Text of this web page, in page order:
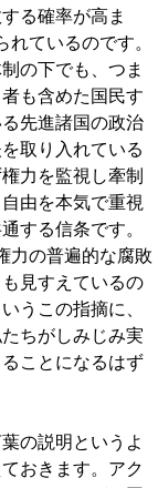
る確率が高ま
れているのです。
の下でも、つま
も含めた国民す
先進諸国の政治
取り入れている
力を監視し牽制
由を本気で重視
する信条です。
力の普遍的な腐敗
見すえているの
うこの指摘に、
ちがしみじみ実
ことになるはず
の説明というよ
おきます。アク